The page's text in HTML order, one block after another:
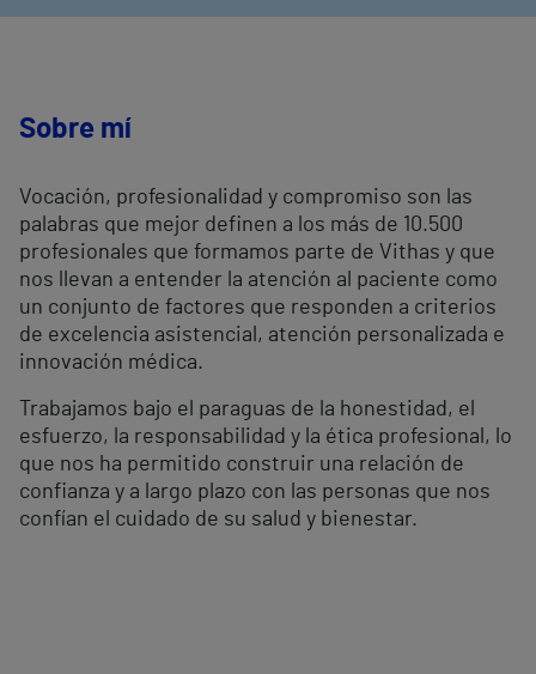
Sobre mí
Vocación, profesionalidad y compromiso son las
palabras que mejor definen a los más de 10.500
profesionales que formamos parte de Vithas y que
nos llevan a entender la atención al paciente como
un conjunto de factores que responden a criterios
de excelencia asistencial, atención personalizada e
innovación médica.
Trabajamos bajo el paraguas de la honestidad, el
esfuerzo, la responsabilidad y la ética profesional, lo
que nos ha permitido construir una relación de
confianza y a largo plazo con las personas que nos
confían el cuidado de su salud y bienestar.